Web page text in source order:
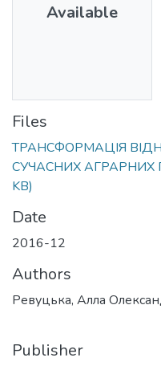
Available
Files
ТРАНСФОРМАЦІЯ
СУЧАСНИХ АГРАРНИХ
KB)
Date
2016-12
Authors
Ревуцька, Алла
Publisher